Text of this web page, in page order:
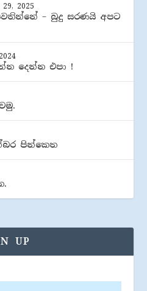
29, 2025
– බුදු සරණයි අපට
දෙන්න එපා !
පින්කෙත
UP